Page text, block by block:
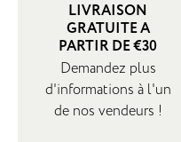
LIVRAISON
GRATUITE A
PARTIR DE €30
Demandez plus
d'informations à l'un
de nos vendeurs !